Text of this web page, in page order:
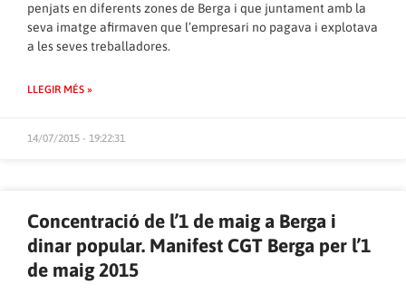
penjats en diferents zones de Berga i que juntament amb la
seva imatge afirmaven que l’empresari no pagava i explotava
a les seves treballadores.
LLEGIR MÉS »
14/07/2015 - 19:22:31
Concentració de l’1 de maig a Berga i
dinar popular. Manifest CGT Berga per l’1
de maig 2015